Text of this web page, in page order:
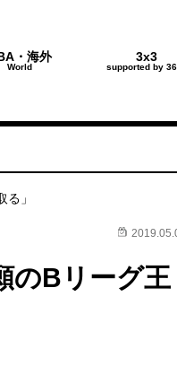
・海外
World
3x3
supported by
」
のBリーグ王